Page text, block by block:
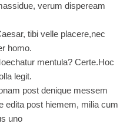
verum dispeream
tibi velle placere,nec
homo.
mentula? Certe.Hoc
legit.
post denique messem
edita post hiemem, milia cum
uno